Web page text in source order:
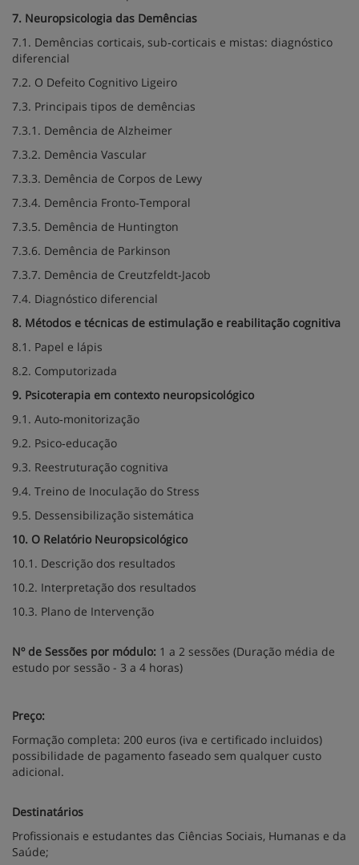
7. Neuropsicologia das Demências
7.1. Demências corticais, sub‐corticais e mistas: diagnóstico
diferencial
7.2. O Defeito Cognitivo Ligeiro
7.3. Principais tipos de demências
7.3.1. Demência de Alzheimer
7.3.2. Demência Vascular
7.3.3. Demência de Corpos de Lewy
7.3.4. Demência Fronto‐Temporal
7.3.5. Demência de Huntington
7.3.6. Demência de Parkinson
7.3.7. Demência de Creutzfeldt‐Jacob
7.4. Diagnóstico diferencial
8. Métodos e técnicas de estimulação e reabilitação cognitiva
8.1. Papel e lápis
8.2. Computorizada
9. Psicoterapia em contexto neuropsicológico
9.1. Auto‐monitorização
9.2. Psico‐educação
9.3. Reestruturação cognitiva
9.4. Treino de Inoculação do Stress
9.5. Dessensibilização sistemática
10. O Relatório Neuropsicológico
10.1. Descrição dos resultados
10.2. Interpretação dos resultados
10.3. Plano de Intervenção
Nº de Sessões por módulo: 1 a 2 sessões (Duração média de
estudo por sessão - 3 a 4 horas)
Preço:
Formação completa: 200 euros (iva e certificado incluidos)
possibilidade de pagamento faseado sem qualquer custo
adicional.
Destinatários
Profissionais e estudantes das Ciências Sociais, Humanas e da
Saúde;